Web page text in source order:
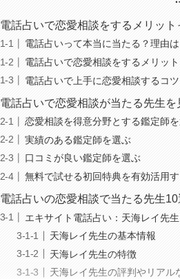
電話占いで恋愛相談をするメリット
電話占いって本当に当たる？理由は
電話占いで恋愛相談をするメリット
電話占いで上手に恋愛相談するコツ
電話占いで恋愛相談が当たる先生を
恋愛相談を得意分野とする鑑定師
実績のある鑑定師を選ぶ
口コミが良い鑑定師を選ぶ
無料で試せる初回特典を有効活用す
電話占いの恋愛相談で当たる先生
エキサイト電話占い：天海レイ先生
天海レイ先生の基本情報
天海レイ先生の特徴
天海レイ先生の評判やリアル